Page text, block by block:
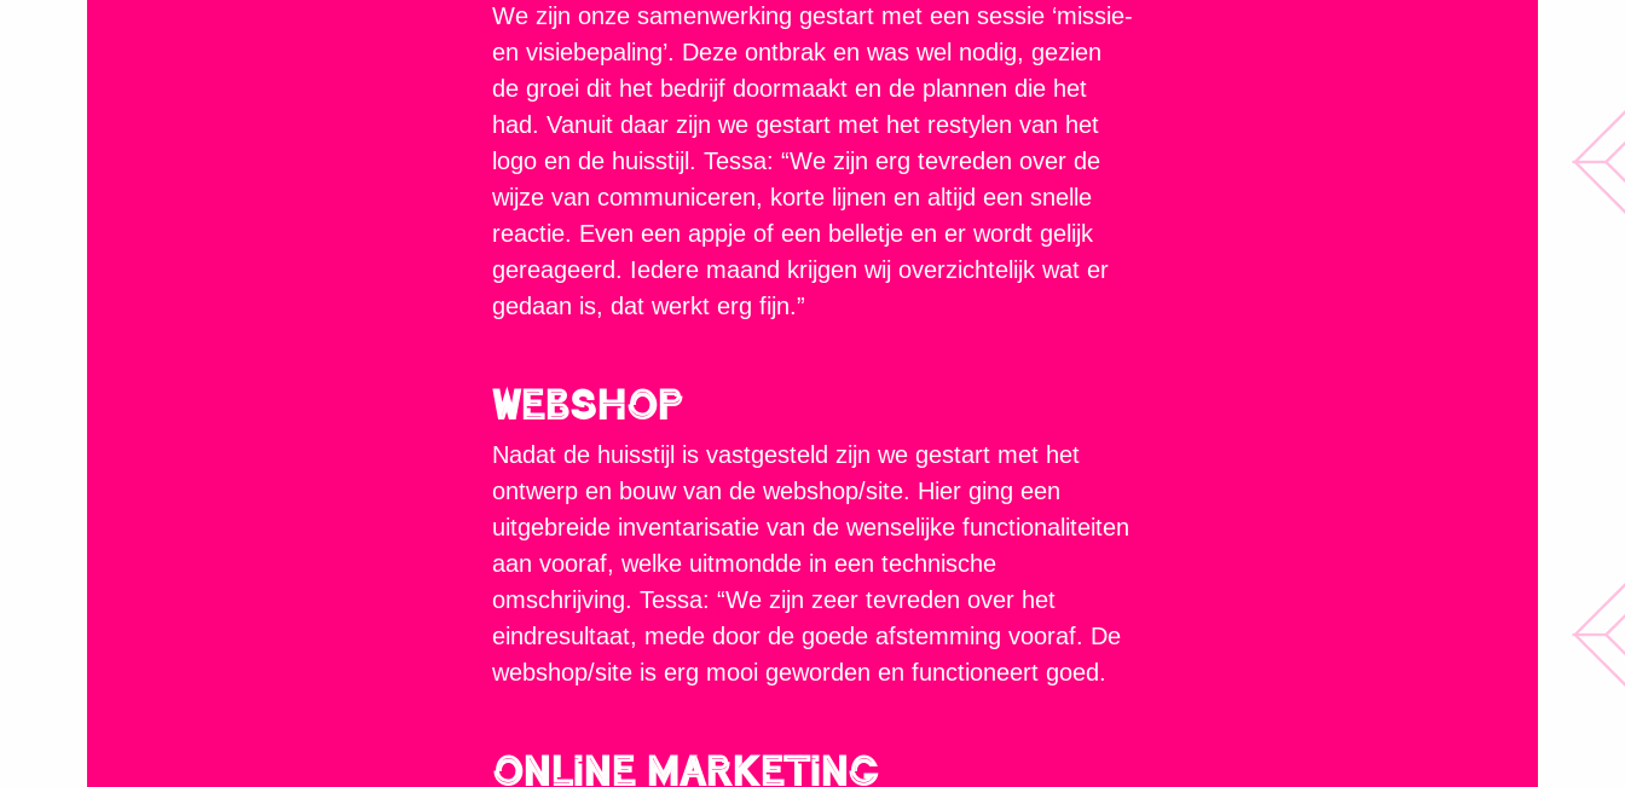
We zijn onze samenwerking gestart met een sessie ‘missie-
en visiebepaling’. Deze ontbrak en was wel nodig, gezien
de groei dit het bedrijf doormaakt en de plannen die het
had. Vanuit daar zijn we gestart met het restylen van het
logo en de huisstijl. Tessa: “We zijn erg tevreden over de
wijze van communiceren, korte lijnen en altijd een snelle
reactie. Even een appje of een belletje en er wordt gelijk
gereageerd. Iedere maand krijgen wij overzichtelijk wat er
gedaan is, dat werkt erg fijn.”
Webshop
Nadat de huisstijl is vastgesteld zijn we gestart met het
ontwerp en bouw van de webshop/site. Hier ging een
uitgebreide inventarisatie van de wenselijke functionaliteiten
aan vooraf, welke uitmondde in een technische
omschrijving. Tessa: “We zijn zeer tevreden over het
eindresultaat, mede door de goede afstemming vooraf. De
webshop/site is erg mooi geworden en functioneert goed.
Online Marketing